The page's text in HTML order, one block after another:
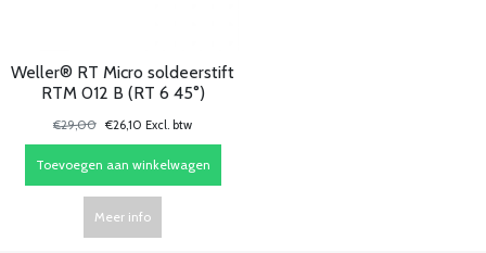
Weller® RT Micro soldeerstift
RTM 012 B (RT 6 45°)
€29,00 €26,10 Excl. btw
Toevoegen aan winkelwagen
Meer info